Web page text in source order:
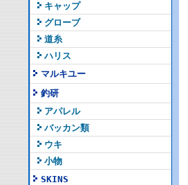
キャップ
グローブ
道糸
ハリス
マルキユー
釣研
アパレル
バッカン類
ウキ
小物
SKINS